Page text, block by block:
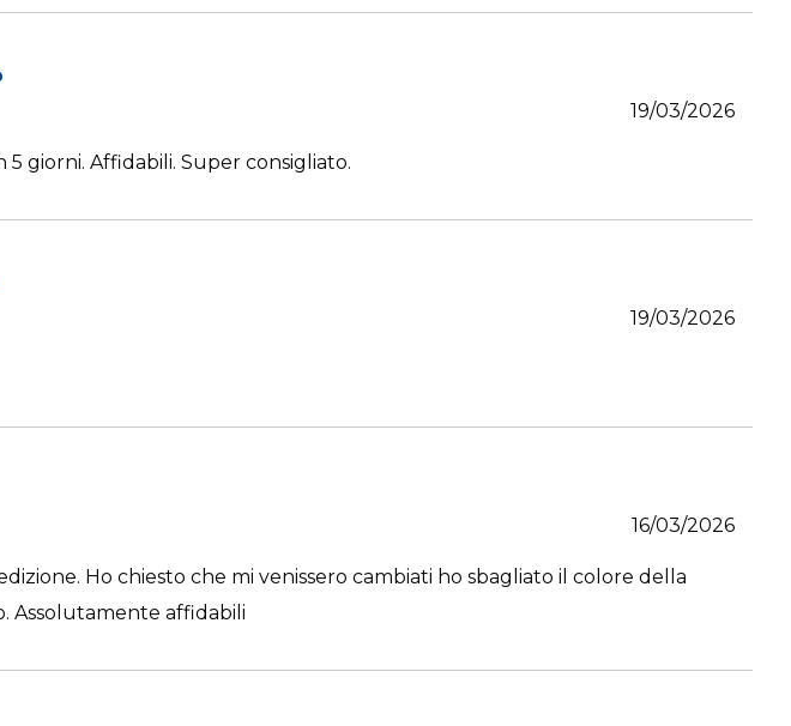
19/03/2026
5 giorni. Affidabili. Super consigliato.
19/03/2026
16/03/2026
Ho chiesto che mi venissero cambiati ho sbagliato il colore della
Assolutamente affidabili